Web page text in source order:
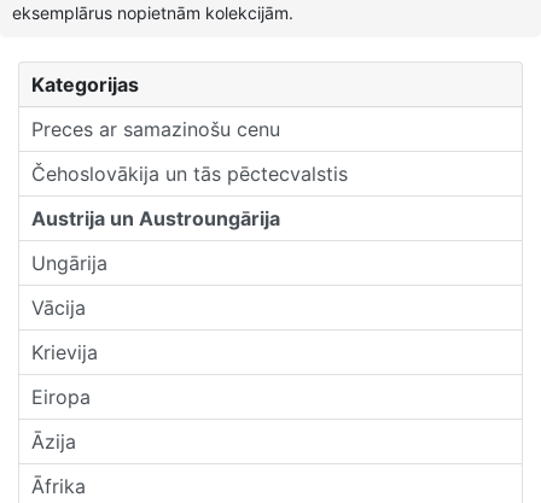
Kategorijas
Preces ar samazinošu cenu
Čehoslovākija un tās pēctecvalstis
Austrija un Austroungārija
Ungārija
Vācija
Krievija
Eiropa
Āzija
Āfrika
eksemplārus nopietnām kolekcijām.